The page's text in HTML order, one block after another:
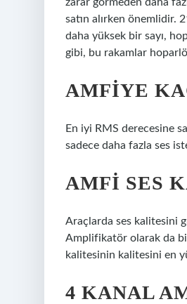
satın alırken önemlidir.
daha yüksek bir sayı,
gibi, bu rakamlar
AMFIYE
En iyi RMS derecesine
sadece daha fazla ses
AMFI SES
Araçlarda ses kalitesini
Amplifikatör olarak da
kalitesinin kalitesini en
4 KANAL